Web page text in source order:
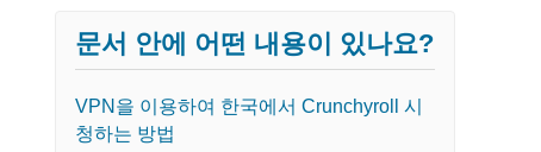
문서 안에 어떤 내용이 있나요?
VPN을 이용하여 한국에서 Crunchyroll 시
청하는 방법